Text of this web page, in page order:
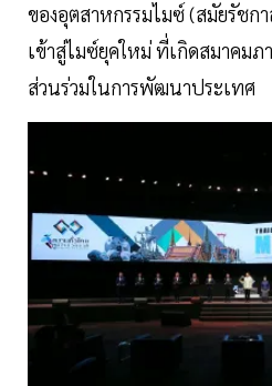
ของอุตสาหกรรมไมซ์ (สมัยรัชก
เข้าสู่ไมซ์ยุคใหม่ ที่เกิดสมาคมภ
ส่วนร่วมในการพัฒนาประเทศ